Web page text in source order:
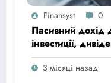
Finansyst 0
Пасивний дохід
інвестиції,
3 місяці назад